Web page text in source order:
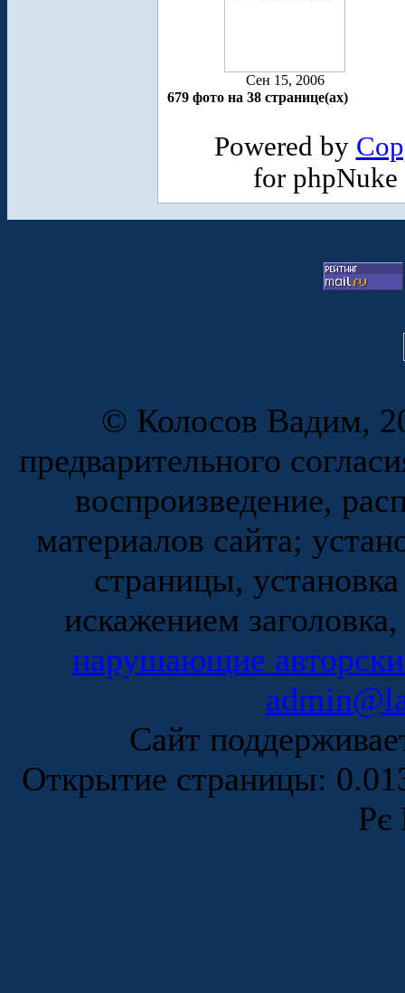
Сен 15, 2006
679 фото на 38 странице(ах)
Powered by
for
© Колосов Вадим,
предварительного
воспроизведение,
материалов сайта;
страницы,
искажением
нарушающие
Сайт
Открытие страницы:
Рє